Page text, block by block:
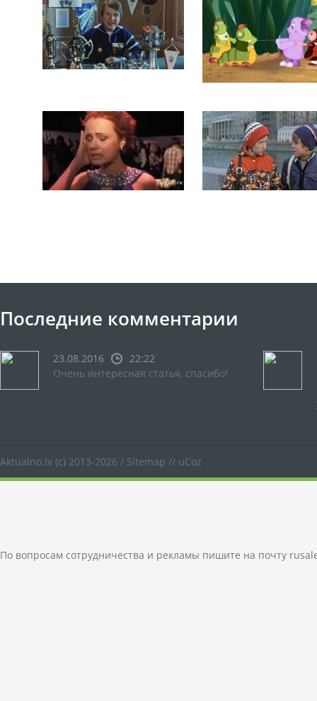
Последние комментарии
23.08.2016
22:22
Очень интересная статья, спасибо!
Aktualno.lv (c) 2013-2026 / Sitemap // uCoz
По вопросам сотрудничества и рекламы пишите на почту